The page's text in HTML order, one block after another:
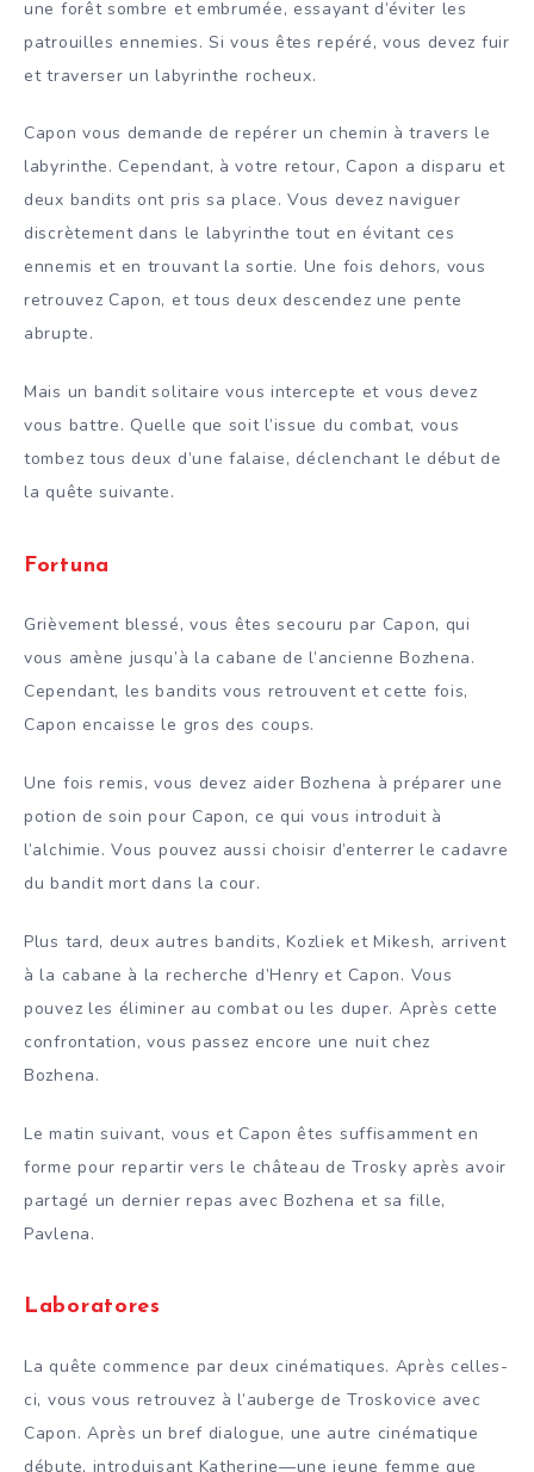
une forêt sombre et embrumée, essayant d’éviter les
patrouilles ennemies. Si vous êtes repéré, vous devez fuir
et traverser un labyrinthe rocheux.
Capon vous demande de repérer un chemin à travers le
labyrinthe. Cependant, à votre retour, Capon a disparu et
deux bandits ont pris sa place. Vous devez naviguer
discrètement dans le labyrinthe tout en évitant ces
ennemis et en trouvant la sortie. Une fois dehors, vous
retrouvez Capon, et tous deux descendez une pente
abrupte.
Mais un bandit solitaire vous intercepte et vous devez
vous battre. Quelle que soit l’issue du combat, vous
tombez tous deux d’une falaise, déclenchant le début de
la quête suivante.
Fortuna
Grièvement blessé, vous êtes secouru par Capon, qui
vous amène jusqu’à la cabane de l’ancienne Bozhena.
Cependant, les bandits vous retrouvent et cette fois,
Capon encaisse le gros des coups.
Une fois remis, vous devez aider Bozhena à préparer une
potion de soin pour Capon, ce qui vous introduit à
l’alchimie. Vous pouvez aussi choisir d’enterrer le cadavre
du bandit mort dans la cour.
Plus tard, deux autres bandits, Kozliek et Mikesh, arrivent
à la cabane à la recherche d’Henry et Capon. Vous
pouvez les éliminer au combat ou les duper. Après cette
confrontation, vous passez encore une nuit chez
Bozhena.
Le matin suivant, vous et Capon êtes suffisamment en
forme pour repartir vers le château de Trosky après avoir
partagé un dernier repas avec Bozhena et sa fille,
Pavlena.
Laboratores
La quête commence par deux cinématiques. Après celles-
ci, vous vous retrouvez à l’auberge de Troskovice avec
Capon. Après un bref dialogue, une autre cinématique
débute, introduisant Katherine—une jeune femme que